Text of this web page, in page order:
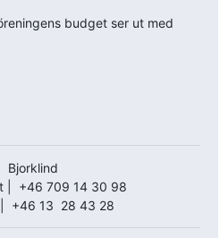
budget ser ut med
Bjorklind
|  +46 709 14 30 98
+46 13  28 43 28